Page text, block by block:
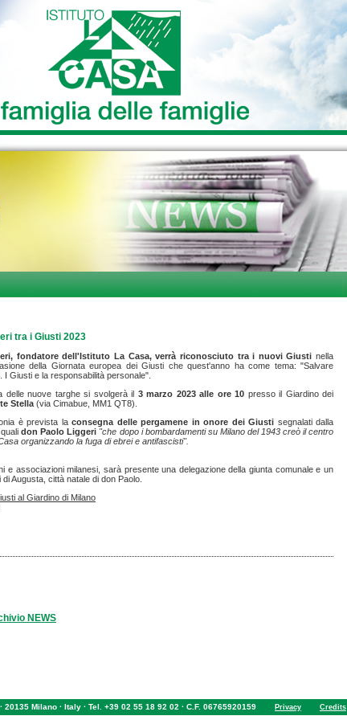
tra i Giusti 2023
fondatore dell'Istituto La Casa, verrà riconosciuto tra i nuovi Giusti nella
della Giornata europea dei Giusti che quest'anno ha come tema: "Salvare
I Giusti e la responsabilità personale".
delle nuove targhe si svolgerà il 3 marzo 2023 alle ore 10 presso il Giardino dei
Stella (via Cimabue, MM1 QT8).
è prevista laconsegna delle pergamene in onore dei Giusti segnalati dalla
qualidon Paolo Liggeri "che dopo i bombardamenti su Milano del 1943 creò il centro
organizzando la fuga di ebrei e antifascisti".
e associazioni milanesi, sarà presente una delegazione della giunta comunale e un
Augusta, città natale di don Paolo.
al Giardino di Milano
NEWS
Milano · Italy · Tel. +39 02 55 18 92 02 · C.F. 06765920159 Privacy Credits